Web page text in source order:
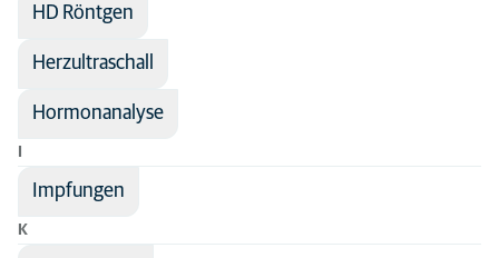
HD Röntgen
Herzultraschall
Hormonanalyse
Impfungen
K